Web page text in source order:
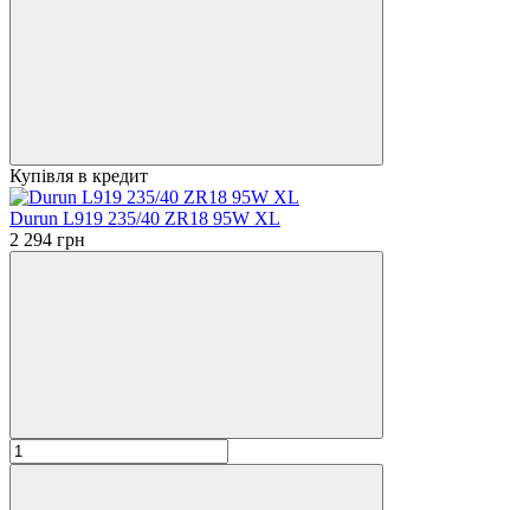
Купівля в кредит
Durun L919 235/40 ZR18 95W XL
2 294 грн